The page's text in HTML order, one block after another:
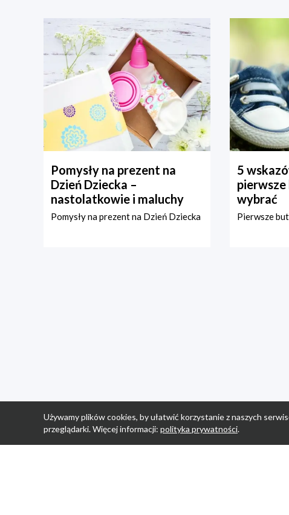
Pomysły na prezent na
Dzień Dziecka –
nastolatkowie i maluchy
Pomysły na prezent na Dzień Dziecka
5
wybrać
Pierwsze
Używamy plików cookies, by ułatwić korzystanie z naszych
przeglądarki. Więcej informacji: polityka prywatności.